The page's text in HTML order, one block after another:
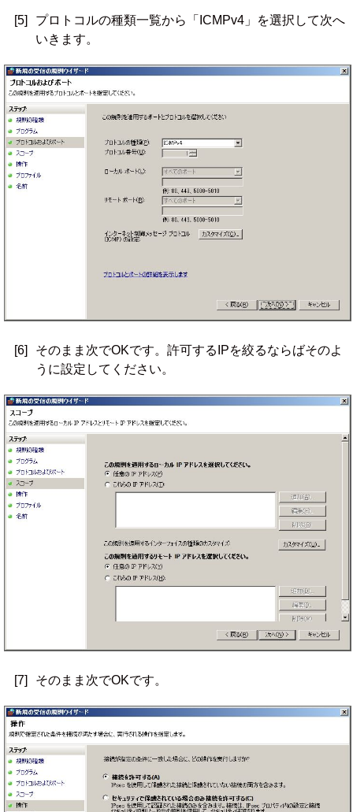
[5]
プロトコルの種類一覧から「ICMPv4」を選択して次へ
いきます。
[6]
そのまま次でOKです。許可するIPを絞るならばそのよ
うに設定してください。
[7] そのまま次でOKです。